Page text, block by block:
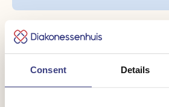
Consent Details
Energieke muzikanten als
Jeroen van der Boom en niet te
Phatt met New Amsterdam